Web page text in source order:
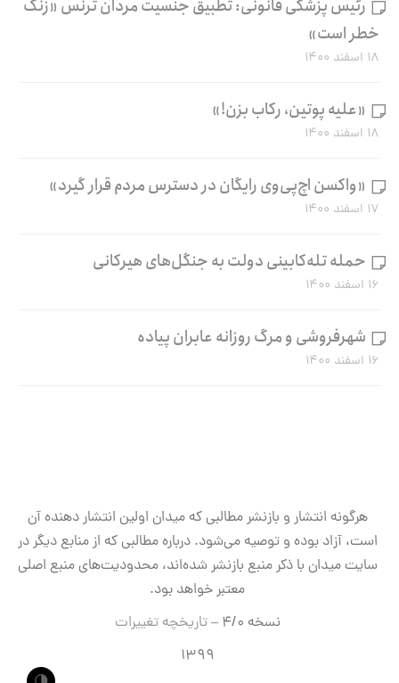
رئیس پزشکی قانونی: تطبیق جنسیت مردان ترنس «زنگ
خطر است»
۱۸ اسفند ۱۴۰۰
«علیه پوتین، رکاب بزن!»
۱۸ اسفند ۱۴۰۰
«واکسن اچ‌پی‌وی رایگان در دسترس مردم قرار گیرد»
۱۷ اسفند ۱۴۰۰
حمله تله‌کابینی دولت به جنگل‌های هیرکانی
۱۶ اسفند ۱۴۰۰
شهرفروشی و مرگ روزانه عابران پیاده
۱۶ اسفند ۱۴۰۰
هرگونه انتشار و بازنشر مطالبی که میدان اولین انتشار دهنده آن
است، آزاد بوده و توصیه می‌شود. درباره مطالبی که از منابع دیگر در
سایت میدان با ذکر منبع بازنشر شده‌اند، محدودیت‌های منبع اصلی
معتبر خواهد بود.
نسخه ۴/۰ –
تاریخچه تغییرات
۱۳۹۹